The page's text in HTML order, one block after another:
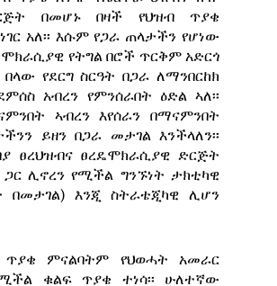
በመሆኑ በዛች የህዝብ ጥያቄ
አለ፡፡ እሱም የጋራ ጠላታችን የሆነው
የትግል በሮች ጥርቅም አድርጎ
የደርግ ስርዓት በጋራ ለማንበርከክ
አብረን የምንሰራበት ዕድል ኣለ፡፡
ኣብረን እየሰራን በማናምንበት
ይዘን በጋራ መታገል እንችላለን፡፡
ፀረህዝብና ፀረዴሞክራሲያዊ ድርጅት
ሊኖረን የሚችል ግንኙነት ታክቲካዊ
በመታገል) እንጂ ስትራቴጂካዊ ሊሆን
ምናልባትም የህወሓት አመራር
ቁልፍ ጥያቄ ተነሳ፡፡ ሁለተኛው